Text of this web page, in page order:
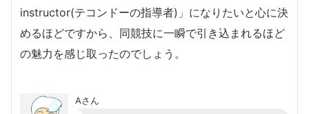
instructor(テコンドーの指導者)」になりたいと心に決
めるほどですから、同競技に一瞬で引き込まれるほど
の魅力を感じ取ったのでしょう。
Aさん